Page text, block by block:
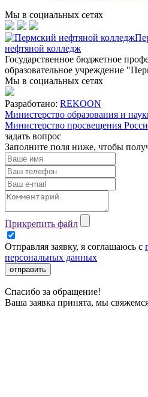
Мы в социальных сетях
нефтяной колледж
Государственное бюджетное
образовательное учреждение
Мы в социальных сетях
Разработано: REKOON
Министерство образования и
Министерство просвещения
задать вопрос
Заполните поля ниже, чтобы
Прикрепить файл
Отправляя заявку, я соглашаюсь с
персональных данных
отправить
Спасибо за обращение!
Ваша заявка принята, мы